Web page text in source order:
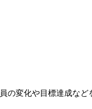
の変化や目標達成な